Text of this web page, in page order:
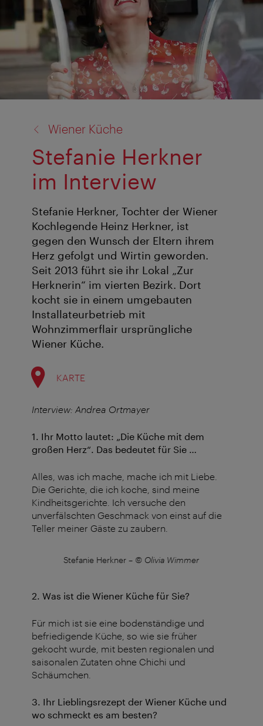
Wiener Küche
Stefanie Herkner
im Interview
Stefanie Herkner, Tochter der Wiener
Kochlegende Heinz Herkner, ist
gegen den Wunsch der Eltern ihrem
Herz gefolgt und Wirtin geworden.
Seit 2013 führt sie ihr Lokal „Zur
Herknerin“ im vierten Bezirk. Dort
kocht sie in einem umgebauten
Installateurbetrieb mit
Wohnzimmerflair ursprüngliche
Wiener Küche.
KARTE
Interview: Andrea Ortmayer
1. Ihr Motto lautet: „Die Küche mit dem
großen Herz“. Das bedeutet für Sie …
Alles, was ich mache, mache ich mit Liebe.
Die Gerichte, die ich koche, sind meine
Kindheitsgerichte. Ich versuche den
unverfälschten Geschmack von einst auf die
Teller meiner Gäste zu zaubern.
Stefanie Herkner – © Olivia Wimmer
2. Was ist die Wiener Küche für Sie?
Für mich ist sie eine bodenständige und
befriedigende Küche, so wie sie früher
gekocht wurde, mit besten regionalen und
saisonalen Zutaten ohne Chichi und
Schäumchen.
3. Ihr Lieblingsrezept der Wiener Küche und
wo schmeckt es am besten?